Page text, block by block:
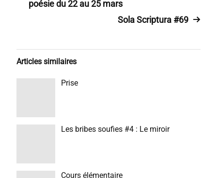
poésie du 22 au 25 mars
Sola Scriptura #69
Articles similaires
Prise
Les bribes soufies #4 : Le miroir
Cours élémentaire